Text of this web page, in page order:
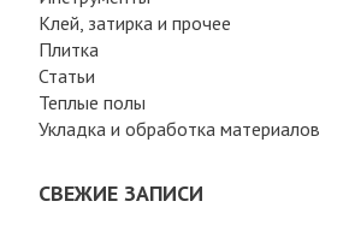
Клей, затирка и прочее
Плитка
Статьи
Теплые полы
Укладка и обработка материалов
СВЕЖИЕ ЗАПИСИ